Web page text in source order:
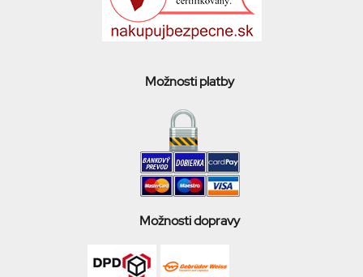
Možnosti platby
Možnosti dopravy